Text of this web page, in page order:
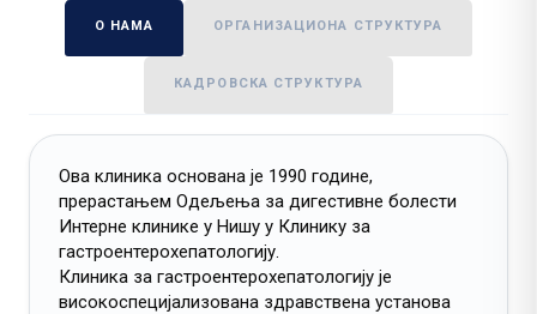
О НАМА ОРГАНИЗАЦИОНА СТРУКТУРА
КАДРОВСКА СТРУКТУРА
Ова клиника основана је 1990 године,
прерастањем Одељења за дигестивне болести
Интерне клинике у Нишу у Клинику за
гастроентерохепатологију.
Клиника за гастроентерохепатологију je
висoкoспeциjaлизoвaнa здрaвствeнa устaнoвa